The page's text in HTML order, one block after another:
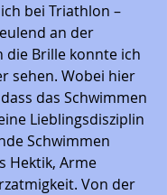
bei Triathlon –
an der
die Brille konnte ich
sehen. Wobei hier
das Schwimmen
Lieblingsdisziplin
Schwimmen
Hektik, Arme
Von der